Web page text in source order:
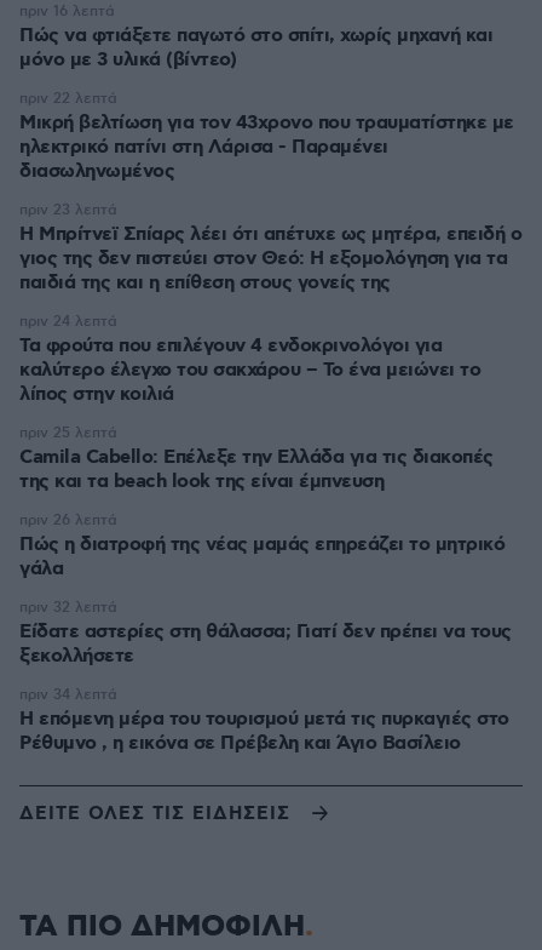
Πώς να φτιάξετε παγωτό στο σπίτι, χωρίς μηχανή και
μόνο με 3 υλικά (βίντεο)
πριν 16 λεπτά
Μικρή βελτίωση για τον 43χρονο που τραυματίστηκε με
ηλεκτρικό πατίνι στη Λάρισα - Παραμένει
διασωληνωμένος
πριν 22 λεπτά
Η Μπρίτνεϊ Σπίαρς λέει ότι απέτυχε ως μητέρα, επειδή ο
γιος της δεν πιστεύει στον Θεό: Η εξομολόγηση για τα
παιδιά της και η επίθεση στους γονείς της
πριν 23 λεπτά
Τα φρούτα που επιλέγουν 4 ενδοκρινολόγοι για
καλύτερο έλεγχο του σακχάρου – Το ένα μειώνει το
λίπος στην κοιλιά
πριν 24 λεπτά
Camila Cabello: Επέλεξε την Ελλάδα για τις διακοπές
της και τα beach look της είναι έμπνευση
πριν 25 λεπτά
Πώς η διατροφή της νέας μαμάς επηρεάζει το μητρικό
γάλα
πριν 26 λεπτά
Είδατε αστερίες στη θάλασσα; Γιατί δεν πρέπει να τους
ξεκολλήσετε
πριν 32 λεπτά
Η επόμενη μέρα του τουρισμού μετά τις πυρκαγιές στο
Ρέθυμνο , η εικόνα σε Πρέβελη και Άγιο Βασίλειο
πριν 34 λεπτά
ΔΕΙΤΕ ΟΛΕΣ ΤΙΣ ΕΙΔΗΣΕΙΣ
ΤΑ ΠΙΟ ΔΗΜΟΦΙΛΗ